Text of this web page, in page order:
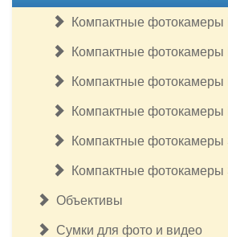
Компактные фотокамеры
Компактные фотокамеры
Компактные фотокамеры
Компактные фотокамеры
Компактные фотокамеры
Компактные фотокамеры
Объективы
Сумки для фото и видео